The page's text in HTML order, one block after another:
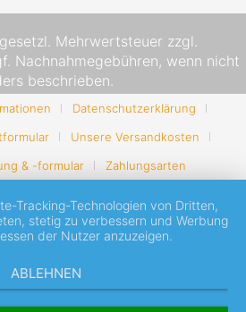
Mehrwertsteuer zzgl.
Nachnahmegebühren, wenn nicht
beschrieben.
Datenschutzerklärung
Unsere Versandkosten
& -formular
Zahlungsarten
Tracking-Technologien von Dritten,
stetig zu verbessern und Werbung
der Nutzer anzuzeigen.
ABLEHNEN